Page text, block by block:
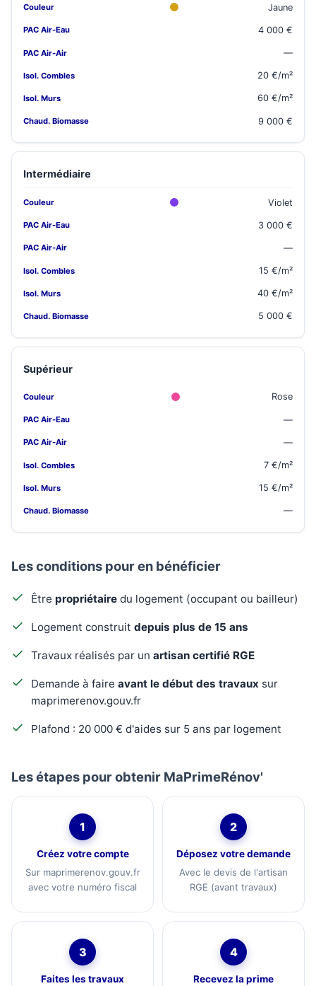
Jaune
4 000 €
—
20 €/m²
60 €/m²
9 000 €
Intermédiaire
Violet
3 000 €
—
15 €/m²
40 €/m²
5 000 €
Supérieur
Rose
—
—
7 €/m²
15 €/m²
—
Les conditions pour en bénéficier
Être propriétaire du logement (occupant ou bailleur)
Logement construit depuis plus de 15 ans
Travaux réalisés par un artisan certifié RGE
Demande à faire avant le début des travaux sur
maprimerenov.gouv.fr
Plafond : 20 000 € d'aides sur 5 ans par logement
Les étapes pour obtenir MaPrimeRénov'
1
Créez votre compte
Sur maprimerenov.gouv.fr
avec votre numéro fiscal
2
Déposez votre demande
Avec le devis de l'artisan
RGE (avant travaux)
3
Faites les travaux
4
Recevez la prime